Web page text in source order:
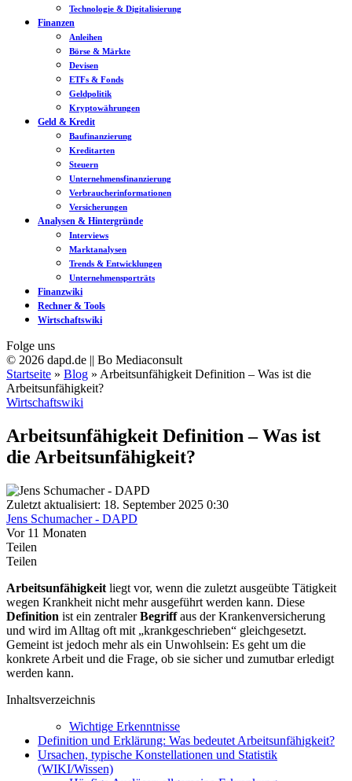
Technologie & Digitalisierung
Finanzen
Anleihen
Börse & Märkte
Devisen
ETFs & Fonds
Geldpolitik
Kryptowährungen
Geld & Kredit
Baufinanzierung
Kreditarten
Steuern
Unternehmensfinanzierung
Verbraucherinformationen
Versicherungen
Analysen & Hintergründe
Interviews
Marktanalysen
Trends & Entwicklungen
Unternehmensporträts
Finanzwiki
Rechner & Tools
Wirtschaftswiki
Folge uns
© 2026 dapd.de || Bo Mediaconsult
Startseite » Blog » Arbeitsunfähigkeit Definition – Was ist die
Arbeitsunfähigkeit?
Wirtschaftswiki
Arbeitsunfähigkeit Definition – Was ist
die Arbeitsunfähigkeit?
Zuletzt aktualisiert: 18. September 2025 0:30
Jens Schumacher - DAPD
Vor 11 Monaten
Teilen
Teilen
Arbeitsunfähigkeit liegt vor, wenn die zuletzt ausgeübte Tätigkeit
wegen Krankheit nicht mehr ausgeführt werden kann. Diese
Definition ist ein zentralerBegriffaus der Krankenversicherung
und wird im Alltag oft mit „krankgeschrieben“ gleichgesetzt.
Gemeint ist jedoch mehr als ein Unwohlsein: Es geht um die
konkrete Arbeit und die Frage, ob sie sicher und zumutbar erledigt
werden kann.
Inhaltsverzeichnis
Wichtige Erkenntnisse
Definition und Erklärung: Was bedeutet Arbeitsunfähigkeit?
Ursachen, typische Konstellationen und Statistik
(WIKI/Wissen)